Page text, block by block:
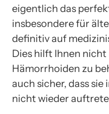
eigentlich das
insbesondere für
definitiv auf
Dies hilft Ihnen nicht
Hämorrhoiden zu
auch sicher, dass
nicht wieder